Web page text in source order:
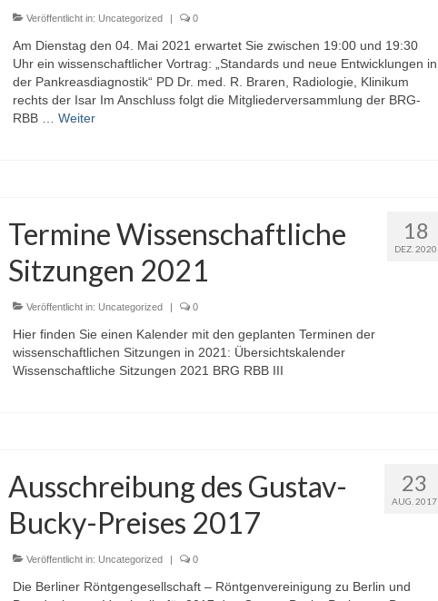
Veröffentlicht in: Uncategorized 0
Am Dienstag den 04. Mai 2021 erwartet Sie zwischen 19:00 und 19:30
Uhr ein wissenschaftlicher Vortrag: „Standards und neue Entwicklungen in
der Pankreasdiagnostik“ PD Dr. med. R. Braren, Radiologie, Klinikum
rechts der Isar Im Anschluss folgt die Mitgliederversammlung der BRG-
RBB … Weiter
18
DEZ. 2020
Termine Wissenschaftliche
Sitzungen 2021
Veröffentlicht in: Uncategorized 0
Hier finden Sie einen Kalender mit den geplanten Terminen der
wissenschaftlichen Sitzungen in 2021: Übersichtskalender
Wissenschaftliche Sitzungen 2021 BRG RBB III
23
AUG. 2017
Ausschreibung des Gustav-
Bucky-Preises 2017
Veröffentlicht in: Uncategorized 0
Die Berliner Röntgengesellschaft – Röntgenvereinigung zu Berlin und